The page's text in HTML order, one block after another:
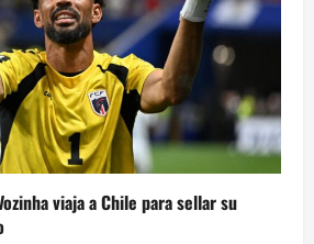
viaja a Chile para sellar su